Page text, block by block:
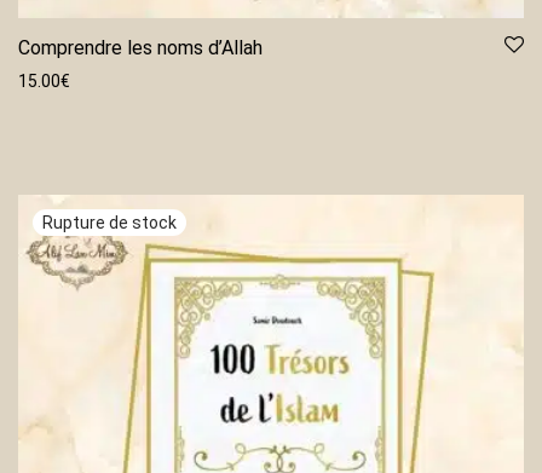
Comprendre les noms d’Allah
15.00€